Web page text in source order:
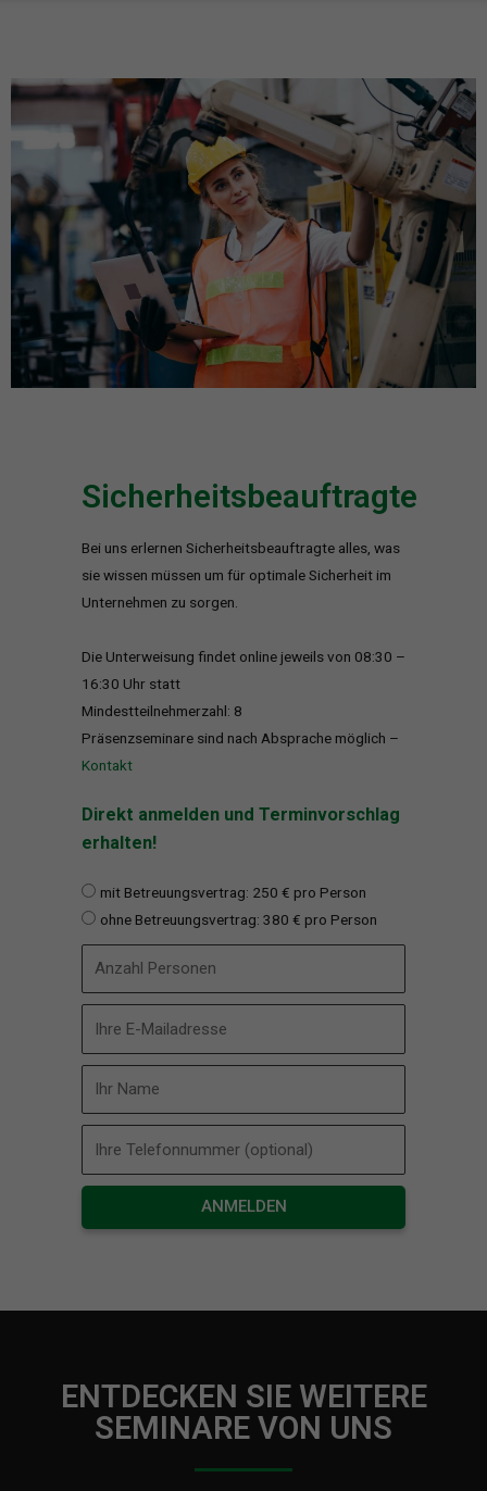
Sicherheitsbeauftragte
Bei uns erlernen Sicherheitsbeauftragte alles, was
sie wissen müssen um für optimale Sicherheit im
Unternehmen zu sorgen.
Die Unterweisung findet online jeweils von 08:30 –
16:30 Uhr statt
Mindestteilnehmerzahl: 8
Präsenzseminare sind nach Absprache möglich –
Kontakt
Direkt anmelden und Terminvorschlag
erhalten!
mit Betreuungsvertrag: 250 € pro Person
ohne Betreuungsvertrag: 380 € pro Person
ANMELDEN
ENTDECKEN SIE WEITERE
SEMINARE VON UNS